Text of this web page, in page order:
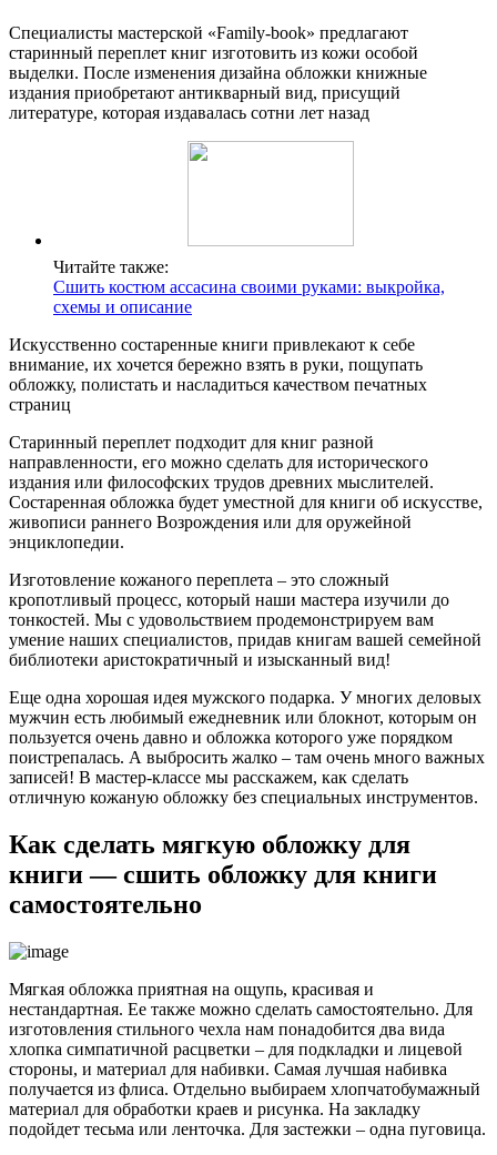
Специалисты мастерской «Family-book» предлагают
старинный переплет книг изготовить из кожи особой
выделки. После изменения дизайна обложки книжные
издания приобретают антикварный вид, присущий
литературе, которая издавалась сотни лет назад
Читайте также:
Сшить костюм ассасина своими руками: выкройка,
схемы и описание
Искусственно состаренные книги привлекают к себе
внимание, их хочется бережно взять в руки, пощупать
обложку, полистать и насладиться качеством печатных
страниц
Старинный переплет подходит для книг разной
направленности, его можно сделать для исторического
издания или философских трудов древних мыслителей.
Состаренная обложка будет уместной для книги об искусстве,
живописи раннего Возрождения или для оружейной
энциклопедии.
Изготовление кожаного переплета – это сложный
кропотливый процесс, который наши мастера изучили до
тонкостей. Мы с удовольствием продемонстрируем вам
умение наших специалистов, придав книгам вашей семейной
библиотеки аристократичный и изысканный вид!
Еще одна хорошая идея мужского подарка. У многих деловых
мужчин есть любимый ежедневник или блокнот, которым он
пользуется очень давно и обложка которого уже порядком
поистрепалась. А выбросить жалко – там очень много важных
записей! В мастер-классе мы расскажем, как сделать
отличную кожаную обложку без специальных инструментов.
Как сделать мягкую обложку для
книги — сшить обложку для книги
самостоятельно
Мягкая обложка приятная на ощупь, красивая и
нестандартная. Ее также можно сделать самостоятельно. Для
изготовления стильного чехла нам понадобится два вида
хлопка симпатичной расцветки – для подкладки и лицевой
стороны, и материал для набивки. Самая лучшая набивка
получается из флиса. Отдельно выбираем хлопчатобумажный
материал для обработки краев и рисунка. На закладку
подойдет тесьма или ленточка. Для застежки – одна пуговица.